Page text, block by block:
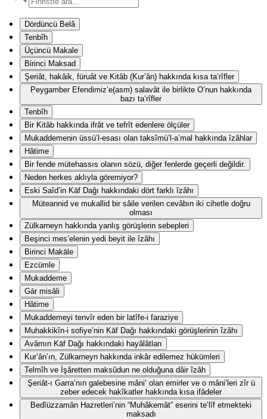
Dördüncü Belâ
Tenbîh
Üçüncü Makale
Birinci Maksad
Şeriât, hakâik, füruât ve Kitâb (Kur’ân) hakkında kısa ta‘rîfler
Peygamber Efendimiz’e(asm) salavât ile birlikte O’nun hakkında
bazı ta‘rîfler
Tenbîh
Bir Kitâb hakkında ifrât ve tefrît edenlere ölçüler
Mukaddemenin üssü’l-esası olan taksîmü’l-a’mal hakkında îzâhlar
Hâtime
Bir fende mütehassıs olanın sözü, diğer fenlerde geçerli değildir.
Neden herkes aklıyla göremiyor?
Eski Saîd’in Kāf Dağı hakkındaki dört farklı îzâhı
Müteannid ve mukallid bir sâile verilen cevâbın iki cihetle doğru
olması
Zülkarneyn hakkında yanlış görüşlerin sebepleri
Beşinci mes’elenin yedi beyit ile îzâhı
Birinci Makāle
Ezcümle
Mukaddeme
Gār misâli
Hâtime
Mukaddemeyi tenvîr eden bir latîfe-i faraziye
Muhakkikîn-i sofiye’nin Kāf Dağı hakkındaki görüşlerinin îzâhı
Avâmın Kāf Dağı hakkındaki hayâlâtları
Kur’ân’ın, Zülkarneyn hakkında inkâr edilemez hükümleri
Telmîh ve İşâretten maksûdun ne olduğuna dâir îzâh
Şeriât-ı Garra’nın galebesine mâni‘ olan emirler ve o mâni‘leri zîr ü
zeber edecek hakîkatler hakkında kısa ifâdeler
Bedîüzzamân Hazretleri’nin “Muhâkemât” eserini te’lîf etmekteki
maksadı